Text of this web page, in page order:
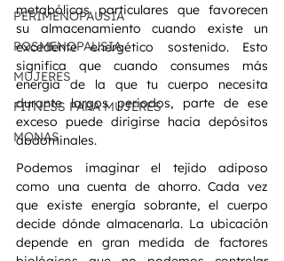
PERIMENOPAUSIA
POSMENOPAUSIA
MUJERES
FITNESS PARA MUJERES
MONAS
metabólicas particulares que favorecen
su almacenamiento cuando existe un
excedente energético sostenido. Esto
significa que cuando consumes más
energía de la que tu cuerpo necesita
durante largos periodos, parte de ese
exceso puede dirigirse hacia depósitos
abdominales.
Podemos imaginar el tejido adiposo
como una cuenta de ahorro. Cada vez
que existe energía sobrante, el cuerpo
decide dónde almacenarla. La ubicación
depende en gran medida de factores